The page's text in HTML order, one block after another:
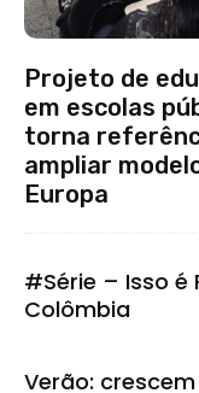
Projeto de
em escolas
torna
ampliar
Europa
#Série – Isso é
Colômbia
Verão: